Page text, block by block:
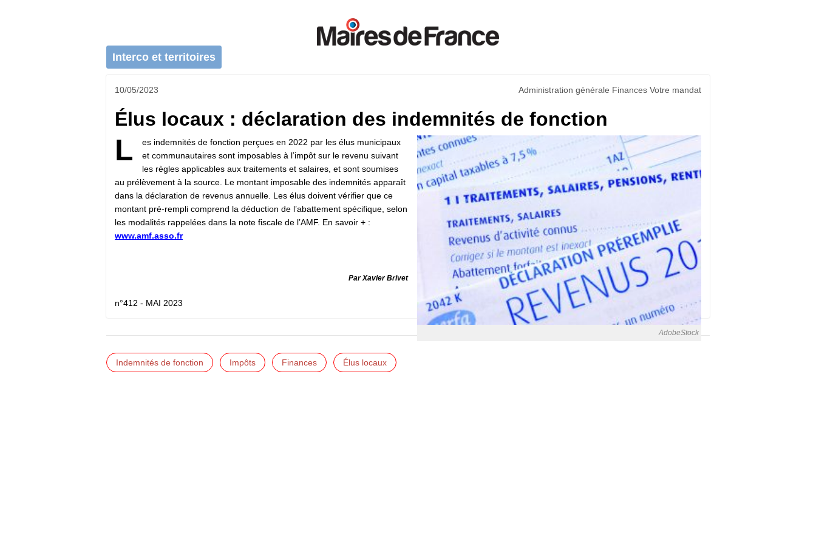
Interco et territoires
10/05/2023 Administration générale Finances Votre mandat
Élus locaux : déclaration des indemnités de fonction
AdobeStock
L
es indemnités de fonction perçues en 2022 par les élus municipaux
et communautaires sont imposables à l’impôt sur le revenu suivant
les règles applicables aux traitements et salaires, et sont soumises
au prélèvement à la source. Le montant imposable des indemnités apparaît
dans la déclaration de revenus annuelle. Les élus doivent vérifier que ce
montant pré-rempli comprend la déduction de l’abattement spécifique, selon
les modalités rappelées dans la note fiscale de l’AMF. En savoir + :
www.amf.asso.fr
Par Xavier Brivet
n°412 - MAI 2023
Indemnités de fonction Impôts Finances Élus locaux